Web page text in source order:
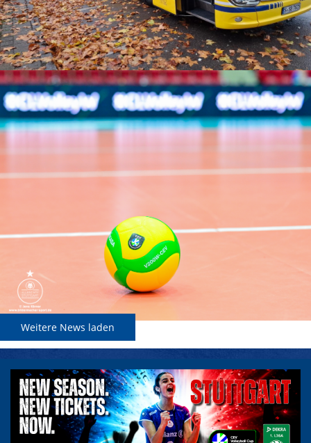
Weitere News laden